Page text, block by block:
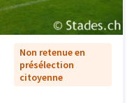
Non retenue en
présélection
citoyenne